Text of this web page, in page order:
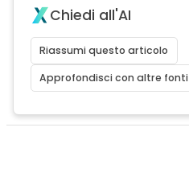
Chiedi all'AI
Riassumi questo articolo
Approfondisci con altre fonti